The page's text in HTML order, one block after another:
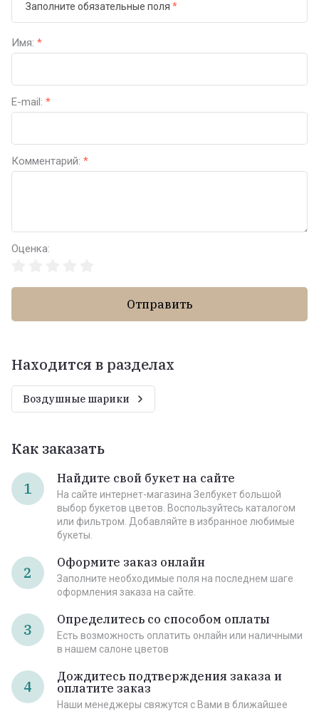
Заполните обязательные поля *
Имя: *
E-mail: *
Комментарий: *
Оценка:
Отправить
Находится в разделах
Воздушные шарики
Как заказать
1
Найдите свой букет на сайте
На сайте интернет-магазина Зелбукет большой
выбор букетов цветов. Воспользуйтесь каталогом
или фильтром. Добавляйте в избранное любимые
букеты.
2
Оформите заказ онлайн
Заполните необходимые поля на последнем шаге
оформления заказа на сайте.
3
Определитесь со способом оплаты
Есть возможность оплатить онлайн или наличными
в нашем салоне цветов
4
Дождитесь подтверждения заказа и
оплатите заказ
Наши менеджеры свяжутся с Вами в ближайшее